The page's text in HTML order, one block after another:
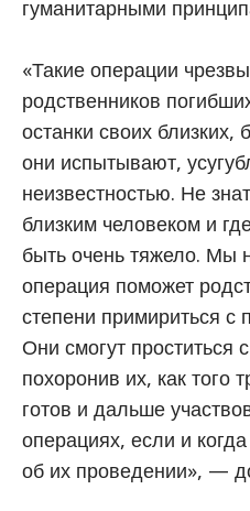
гуманитарными
«Такие операции
родственников
останки своих близких,
они испытывают,
неизвестностью. Не
близким человеком и
быть очень тяжело. Мы
операция поможет
степени примириться с
Они смогут проститься
похоронив их, как того
готов и дальше
операциях, если и
об их проведении», —